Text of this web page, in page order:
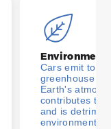
Cars emit
greenhouse
Earth's
contributes to
and is
environment.